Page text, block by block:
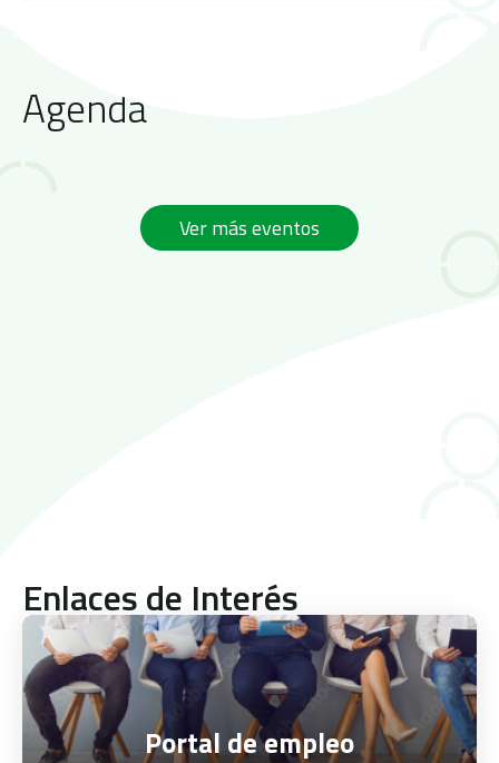
Agenda
Ver más eventos
Enlaces de Interés
Portal de empleo